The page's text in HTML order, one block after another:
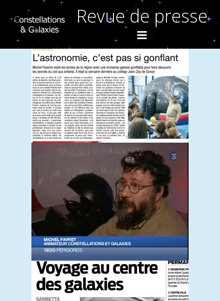
Aller
au
contenu
Revue de presse